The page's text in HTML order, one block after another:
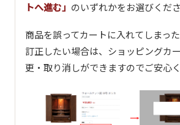
トへ進む」 のいずれかをお選びくださ
商品を誤ってカートに入れてしまっ
訂正したい場合は、ショッピングカ
更・取り消しができますのでご安心く